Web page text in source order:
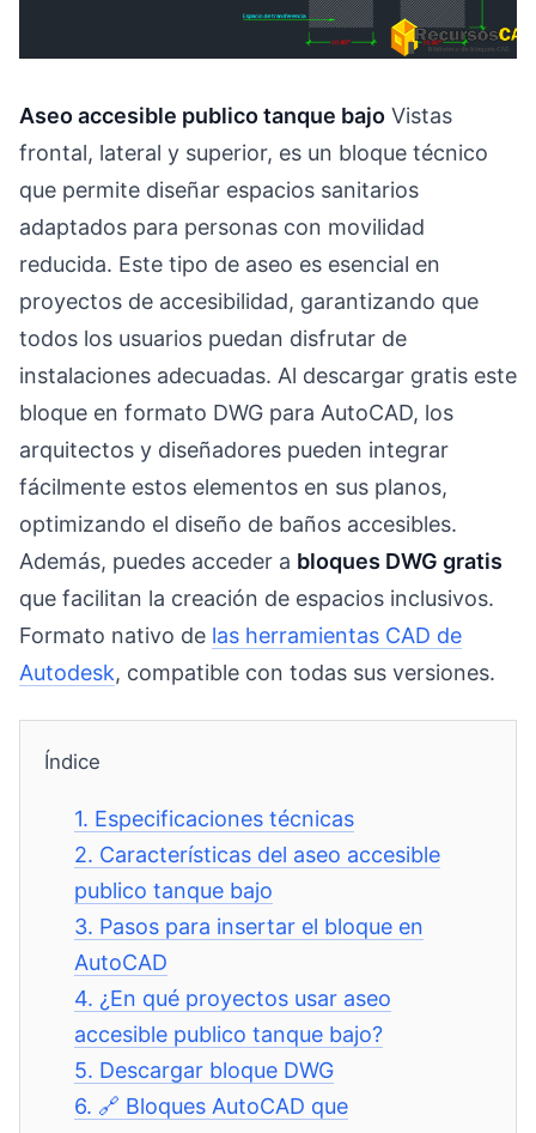
Aseo accesible publico tanque bajo Vistas
frontal, lateral y superior, es un bloque técnico
que permite diseñar espacios sanitarios
adaptados para personas con movilidad
reducida. Este tipo de aseo es esencial en
proyectos de accesibilidad, garantizando que
todos los usuarios puedan disfrutar de
instalaciones adecuadas. Al descargar gratis este
bloque en formato DWG para AutoCAD, los
arquitectos y diseñadores pueden integrar
fácilmente estos elementos en sus planos,
optimizando el diseño de baños accesibles.
Además, puedes acceder a bloques DWG gratis
que facilitan la creación de espacios inclusivos.
Formato nativo de las herramientas CAD de
Autodesk, compatible con todas sus versiones.
Índice
1. Especificaciones técnicas
2. Características del aseo accesible
publico tanque bajo
3. Pasos para insertar el bloque en
AutoCAD
4. ¿En qué proyectos usar aseo
accesible publico tanque bajo?
5. Descargar bloque DWG
6. 🔗 Bloques AutoCAD que